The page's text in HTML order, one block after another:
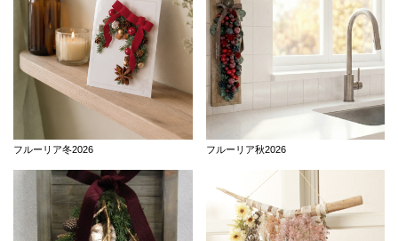
フルーリア冬2026 フルーリア秋2026